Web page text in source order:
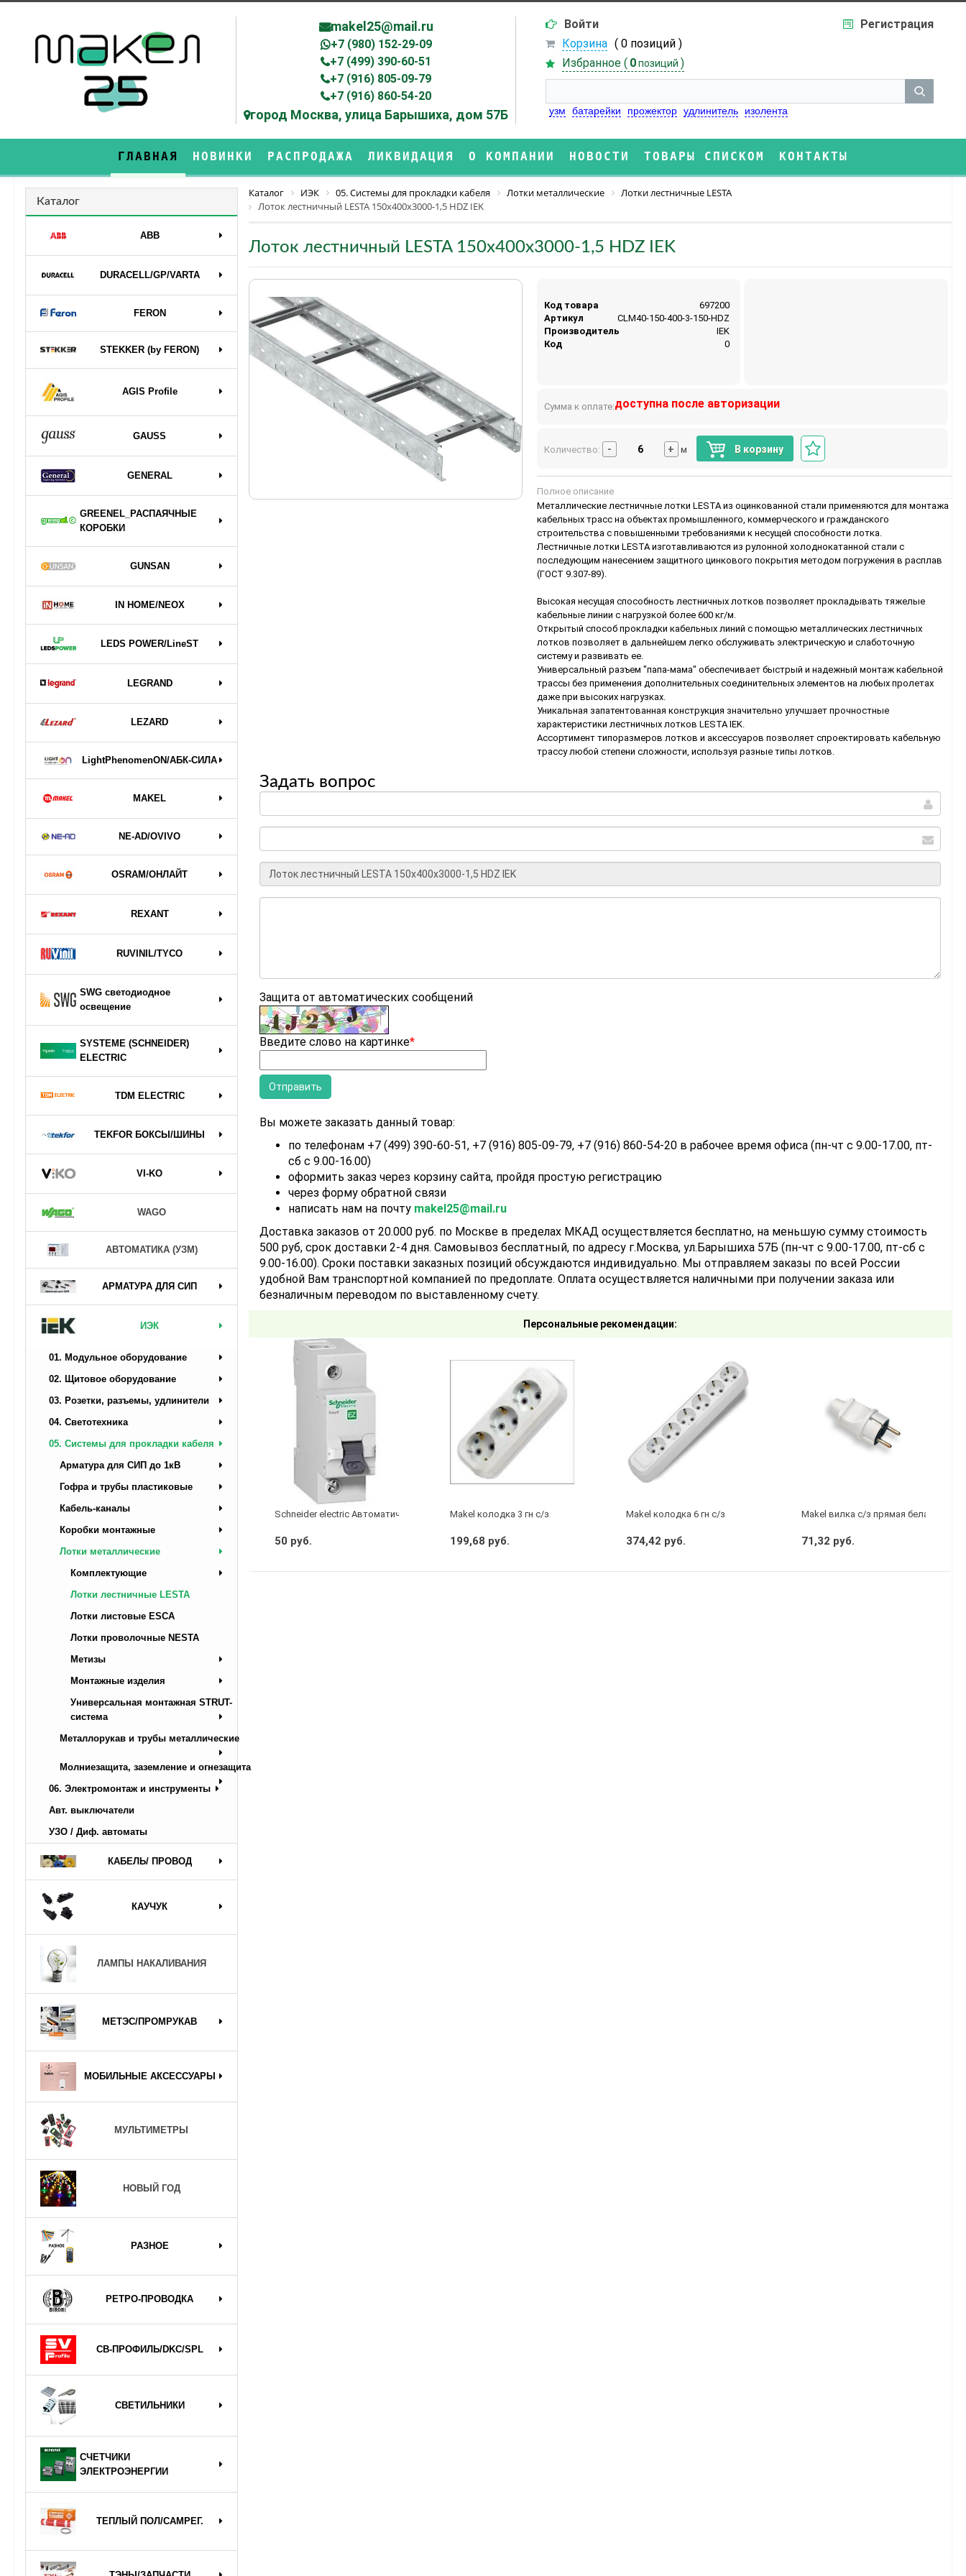
makel25@mail.ru
+7 (980) 152-29-09
+7 (499) 390-60-51
+7 (916) 805-09-79
+7 (916) 860-54-20
город Москва, улица Барышиха, дом 57Б
Войти
Регистрация
Корзина ( 0 позиций )
Избранное ( 0 позиций )
узм батарейки прожектор удлинитель изолента
ГЛАВНАЯ НОВИНКИ РАСПРОДАЖА ЛИКВИДАЦИЯ О КОМПАНИИ НОВОСТИ ТОВАРЫ СПИСКОМ КОНТАКТЫ
Каталог
ABB
DURAСELL/GP/VARTA
FERON
STEKKER (by FERON)
AGIS Profile
GAUSS
GENERAL
GREENEL_РАСПАЯЧНЫЕ
КОРОБКИ
GUNSAN
IN HOME/NEOX
LEDS POWER/LineST
LEGRAND
LEZARD
LightPhenomenON/АБК-СИЛА
MAKEL
NE-AD/OVIVO
OSRAM/ОНЛАЙТ
REXANT
RUVINIL/TYCO
SWG светодиодное
освещение
SYSTEME (SCHNEIDER)
ELECTRIC
TDM ELECTRIC
TEKFOR БОКСЫ/ШИНЫ
VI-KO
WAGO
АВТОМАТИКА (УЗМ)
АРМАТУРА ДЛЯ СИП
ИЭК
01. Модульное оборудование
02. Щитовое оборудование
03. Розетки, разъемы, удлинители
04. Светотехника
05. Системы для прокладки кабеля
Арматура для СИП до 1кВ
Гофра и трубы пластиковые
Кабель-каналы
Коробки монтажные
Лотки металлические
Комплектующие
Лотки лестничные LESTA
Лотки листовые ESCA
Лотки проволочные NESTA
Метизы
Монтажные изделия
Универсальная монтажная STRUT-
система
Металлорукав и трубы металлические
Молниезащита, заземление и огнезащита
06. Электромонтаж и инструменты
Авт. выключатели
УЗО / Диф. автоматы
КАБЕЛЬ/ ПРОВОД
КАУЧУК
ЛАМПЫ НАКАЛИВАНИЯ
МЕТЭС/ПРОМРУКАВ
МОБИЛЬНЫЕ АКСЕССУАРЫ
МУЛЬТИМЕТРЫ
НОВЫЙ ГОД
РАЗНОЕ
РЕТРО-ПРОВОДКА
СВ-ПРОФИЛЬ/DKC/SPL
СВЕТИЛЬНИКИ
СЧЕТЧИКИ
ЭЛЕКТРОЭНЕРГИИ
ТЕПЛЫЙ ПОЛ/САМРЕГ.
Каталог ИЭК 05. Системы для прокладки кабеля Лотки металлические
Лотки лестничные LESTA
Лоток лестничный LESTA 150х400х3000-1,5 HDZ IEK
Лоток лестничный LESTA 150х400х3000-1,5 HDZ IEK
Код товара
697200
Артикул
CLM40-150-400-3-150-HDZ
Производитель
IEK
Код
0
Сумма к оплате:доступна после авторизации
Количество: - + м В корзину
Полное описание
Металлические лестничные лотки LESTA из оцинкованной стали применяются для монтажа
кабельных трасс на объектах промышленного, коммерческого и гражданского
строительства с повышенными требованиями к несущей способности лотка.
Лестничные лотки LESTA изготавливаются из рулонной холоднокатанной стали с
последующим нанесением защитного цинкового покрытия методом погружения в расплав
(ГОСТ 9.307-89).
Высокая несущая способность лестничных лотков позволяет прокладывать тяжелые
кабельные линии с нагрузкой более 600 кг/м.
Открытый способ прокладки кабельных линий с помощью металлических лестничных
лотков позволяет в дальнейшем легко обслуживать электрическую и слаботочную
систему и развивать ее.
Универсальный разъем "папа-мама" обеспечивает быстрый и надежный монтаж кабельной
трассы без применения дополнительных соединительных элементов на любых пролетах
даже при высоких нагрузках.
Уникальная запатентованная конструкция значительно улучшает прочностные
характеристики лестничных лотков LESTA IEK.
Ассортимент типоразмеров лотков и аксессуаров позволяет спроектировать кабельную
трассу любой степени сложности, используя разные типы лотков.
Задать вопрос
Защита от автоматических сообщений
Введите слово на картинке*
Вы можете заказать данный товар:
по телефонам +7 (499) 390-60-51, +7 (916) 805-09-79, +7 (916) 860-54-20 в рабочее время офиса (пн-чт с 9.00-17.00, пт-
сб с 9.00-16.00)
оформить заказ через корзину сайта, пройдя простую регистрацию
через форму обратной связи
написать нам на почту makel25@mail.ru
Доставка заказов от 20.000 руб. по Москве в пределах МКАД осуществляется бесплатно, на меньшую сумму стоимость
500 руб, срок доставки 2-4 дня. Самовывоз бесплатный, по адресу г.Москва, ул.Барышиха 57Б (пн-чт с 9.00-17.00, пт-сб с
9.00-16.00). Сроки поставки заказных позиций обсуждаются индивидуально. Мы отправляем заказы по всей России
удобной Вам транспортной компанией по предоплате. Оплата осуществляется наличными при получении заказа или
безналичным переводом по выставленному счету.
Персональные рекомендации:
Schneider electric Автоматический выключатель 1/40А
50 руб.
Makel колодка 3 гн с/з
199,68 руб.
Makel колодка 6 гн с/з
374,42 руб.
Makel вилка с/з прямая белая
71,32 руб.